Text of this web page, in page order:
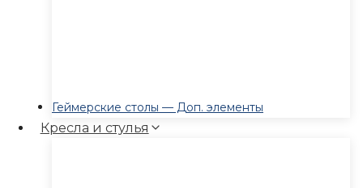
Геймерские столы — Доп. элементы
Кресла и стулья